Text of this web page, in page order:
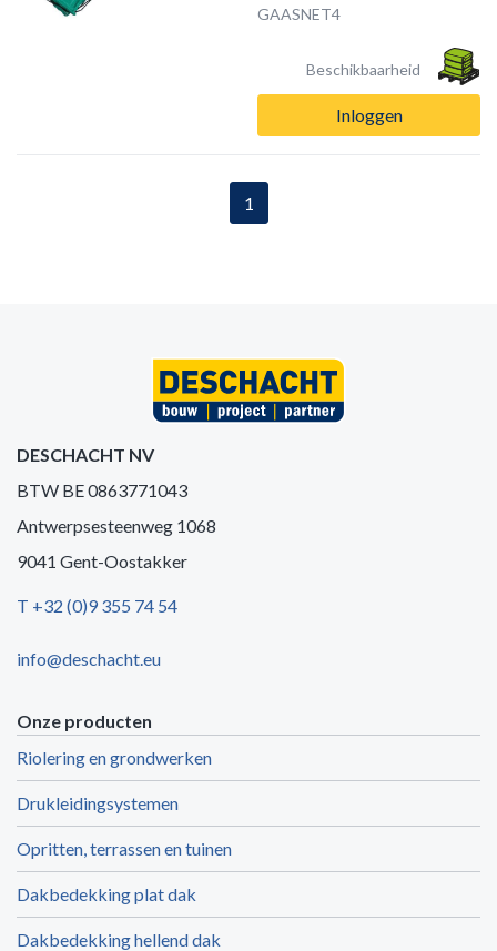
GAASNET4
Beschikbaarheid
Inloggen
1
DESCHACHT NV
BTW BE 0863771043
Antwerpsesteenweg 1068
9041 Gent-Oostakker
T +32 (0)9 355 74 54
info@deschacht.eu
Onze producten
Riolering en grondwerken
Drukleidingsystemen
Opritten, terrassen en tuinen
Dakbedekking plat dak
Dakbedekking hellend dak